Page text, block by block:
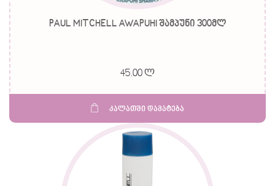
PAUL MITCHELL AWAPUHI შამპუნი 300მლ
45.00 ლ
კალათში დამატება